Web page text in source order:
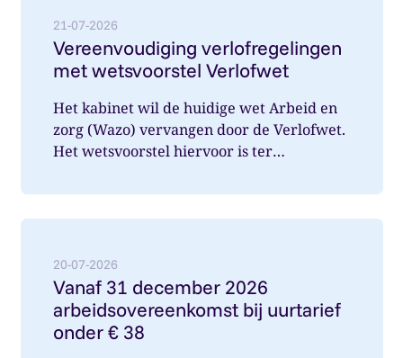
21-07-2026
Vereenvoudiging verlofregelingen
met wetsvoorstel Verlofwet
Het kabinet wil de huidige wet Arbeid en
zorg (Wazo) vervangen door de Verlofwet.
Het wetsvoorstel hiervoor is ter
20-07-2026
Vanaf 31 december 2026
arbeidsovereenkomst bij uurtarief
onder € 38